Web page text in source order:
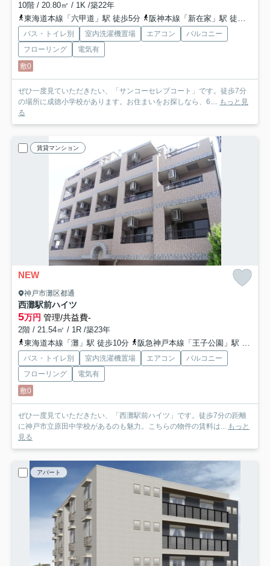
10階 / 20.80㎡ / 1K /築22年
東海道本線「六甲道」駅 徒歩5分
阪神本線「新在家」駅 徒歩3分
バス・トイレ別 室内洗濯機置場 エアコン
バルコニー
フローリング
電気有
敷0
ぜひ一度見ていただきたい、「サンコーセレブコート」です。徒歩7分
の場所に成徳小学校があります。お住まいをお探しなら、6.... もっと見
る
賃貸マンション
NEW
神戸市灘区都通
西灘駅前ハイツ
5万円 管理/共益費-
2階 / 21.54㎡ / 1R /築23年
東海道本線「灘」駅 徒歩10分
阪急神戸本線「王子公園」駅 徒歩12分
バス・トイレ別 室内洗濯機置場 エアコン
バルコニー
フローリング
電気有
敷0
ぜひ一度見ていただきたい、「西灘駅前ハイツ」です。徒歩7分の距離
に神戸市立原田中学校があるのも魅力。こちらの物件の賃料は... もっと
見る
アパート